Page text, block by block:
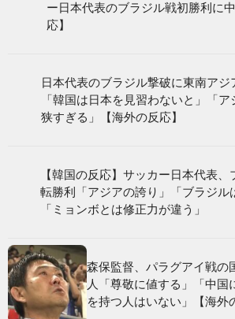
き」サッカー日本代表のブ
日本代表のブラジル撃破に
すぎる」「韓国は日本を見
アは彼らにとって狭すぎる
【韓国の反応】サッカー日
歴史的逆転勝利「アジアの
一軍じゃない」「ミョンボ
森保監督、パラグアイ戦の
人「尊敬に値する」「中国
を持つ人はいない」【海外